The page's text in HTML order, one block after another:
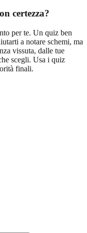
certezza?
per te. Un quiz ben
a notare schemi, ma
vissuta, dalle tue
scegli. Usa i quiz
finali.